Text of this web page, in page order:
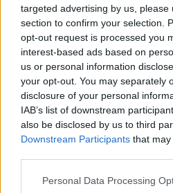
targeted advertising by us, please
section to confirm your selection.
opt-out request is processed you
interest-based ads based on
us or personal information
your opt-out. You may separately
disclosure of your personal
IAB’s list of downstream
also be disclosed by us to third
Downstream Participants that
Please note that this website/app
Personal Data Processing
Utöver batteribytesstationerna
öppna ett särskilt
House.
– Det kommer att byggas i
säger Gustaf Sjöholm.
Som sig bör erbjuder Nio olika
och ägandeformer för sina
kommer enligt tidigare
access till den framtida Nio